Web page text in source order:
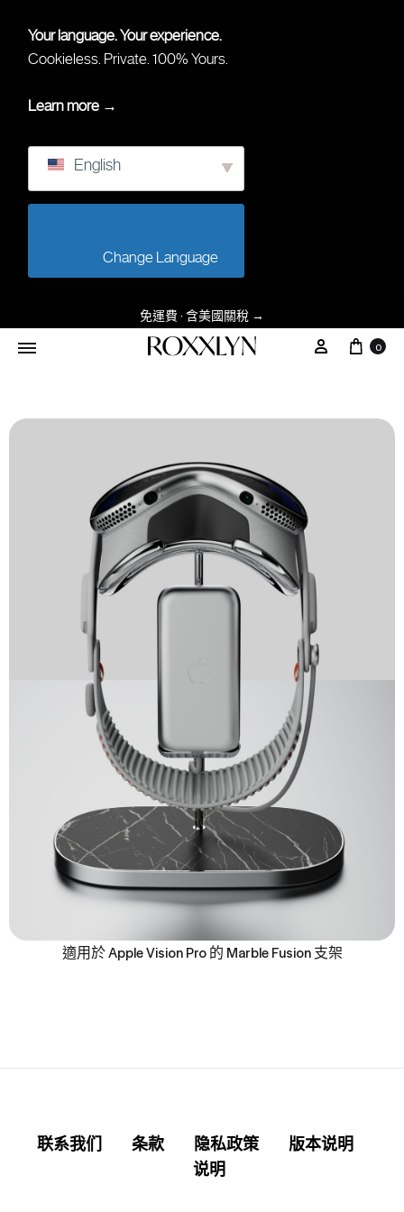
Your language. Your experience.
Cookieless. Private. 100% Yours.
Learn more →
English
免運費 · 含美國關稅 →
我的帳戶
购
0
適用於 Apple Vision Pro 的 Marble Fusion 支架
联系我们 条款 隐私政策
版本说明
说明